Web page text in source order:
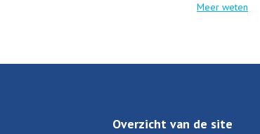
Meer weten
Overzicht van de site